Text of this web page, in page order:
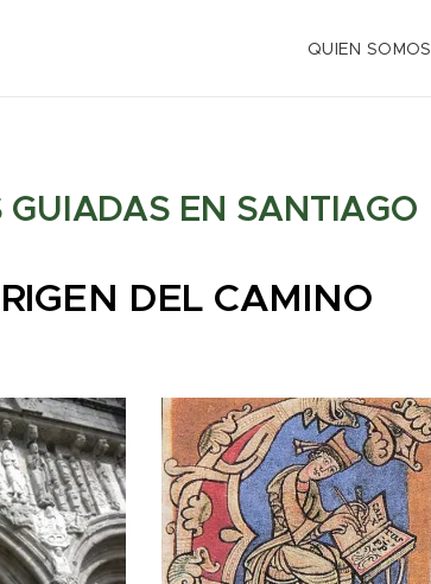
QUIEN SOMOS
GUIADAS EN SANTIAGO
DEL CAMINO